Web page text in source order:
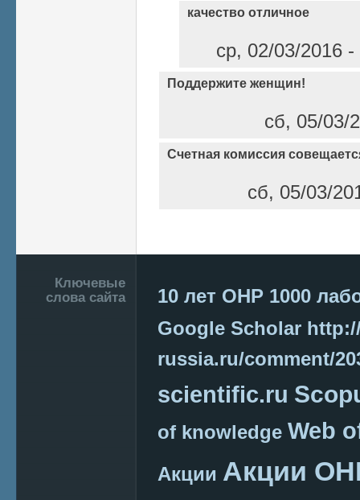
качество отличное
ср, 02/03/2016
Поддержите женщин!
сб, 05/03/
Счетная комиссия
сб, 05/03/
Подвал
Ключевые
слова сайта
10 лет ОНР 1000
Google Scholar
russia.ru/comment/
scientific.ru
of knowledge Web
Акции Акции